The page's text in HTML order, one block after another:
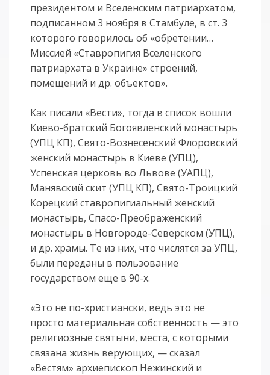
президентом и Вселенским патриархатом,
подписанном 3 ноября в Стамбуле, в ст. 3
которого говорилось об «обретении…
Миссией «Ставропигия Вселенского
патриархата в Украине» строений,
помещений и др. объектов».
Как писали «Вести», тогда в список вошли
Киево-братский Богоявленский монастырь
(УПЦ КП), Свято-Вознесенский Флоровский
женский монастырь в Киеве (УПЦ),
Успенская церковь во Львове (УАПЦ),
Манявский скит (УПЦ КП), Свято-Троицкий
Корецкий ставропигиальный женский
монастырь, Спасо-Преображенский
монастырь в Новгороде-Северском (УПЦ),
и др. храмы. Те из них, что числятся за УПЦ,
были переданы в пользование
государством еще в 90-х.
«Это не по-христиански, ведь это не
просто материальная собственность — это
религиозные святыни, места, с которыми
связана жизнь верующих, — сказал
«Вестям» архиепископ Нежинский и